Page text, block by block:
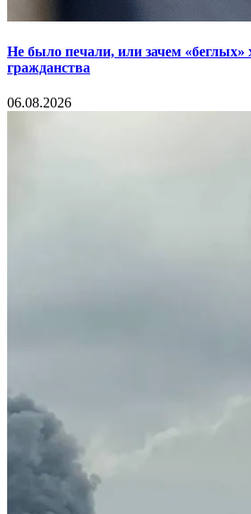
Не было печали, или зачем «беглых»
гражданства
06.08.2026